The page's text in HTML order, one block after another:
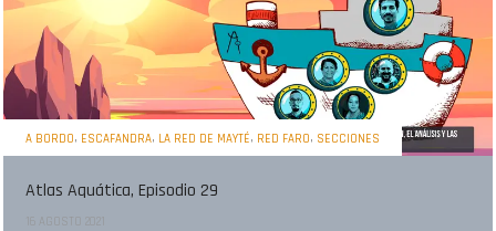
A BORDO, ESCAFANDRA, LA RED DE MAYTÉ, RED FARO, SECCIONES
Atlas Aquática, Episodio 29
16 AGOSTO 2021